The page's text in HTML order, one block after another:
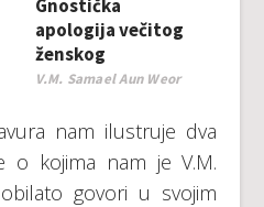
Gnostička
apologija večitog
ženskog
V.M. Samael Aun Weor
nam ilustruje dva
o kojima nam je V.M.
govori u svojim